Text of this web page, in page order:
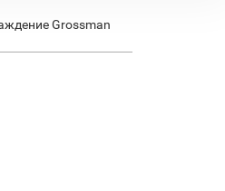
Grossman